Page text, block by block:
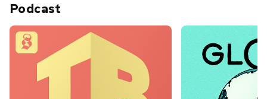
Podcast